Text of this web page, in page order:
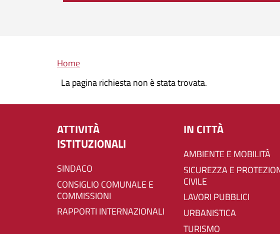
Briciole di pane
Home
La pagina richiesta non è stata trovata.
ATTIVITÀ
ISTITUZIONALI
SINDACO
CONSIGLIO COMUNALE E
COMMISSIONI
RAPPORTI INTERNAZIONALI
IN CITTÀ
AMBIENTE E MOBILITÀ
SICUREZZA E PROTEZIONE
CIVILE
LAVORI PUBBLICI
URBANISTICA
TURISMO